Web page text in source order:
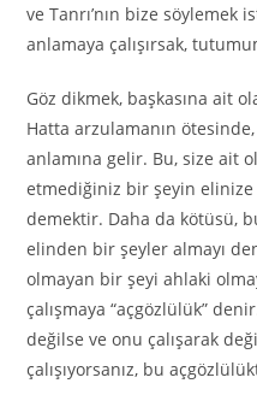
ve Tanrı’nın bize söylemek
anlamaya çalışırsak,
Göz dikmek, başkasına ait
Hatta arzulamanın
anlamına gelir. Bu, size ait
etmediğiniz bir şeyin
demektir. Daha da kötüsü,
elinden bir şeyler almayı
olmayan bir şeyi ahlaki
çalışmaya “açgözlülük”
değilse ve onu çalışarak
çalışıyorsanız, bu